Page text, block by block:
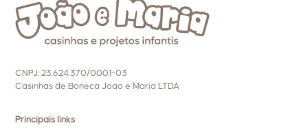
CNPJ: 23.624.370/0001-03
Casinhas de Boneca Joao e Maria LTDA
Principais links